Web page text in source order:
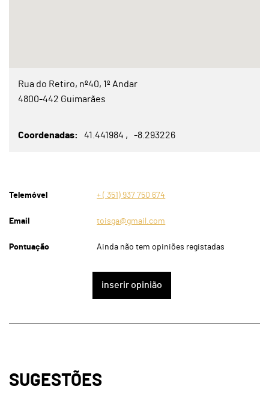
Rua do Retiro, nº40, 1º Andar
4800-442 Guimarães
Coordenadas 41.441984 -8.293226
Telemóvel + ( 351) 937 750 674
Email toisga@gmail.com
Pontuação Ainda não tem opiniões registadas
inserir opinião
SUGESTÕES